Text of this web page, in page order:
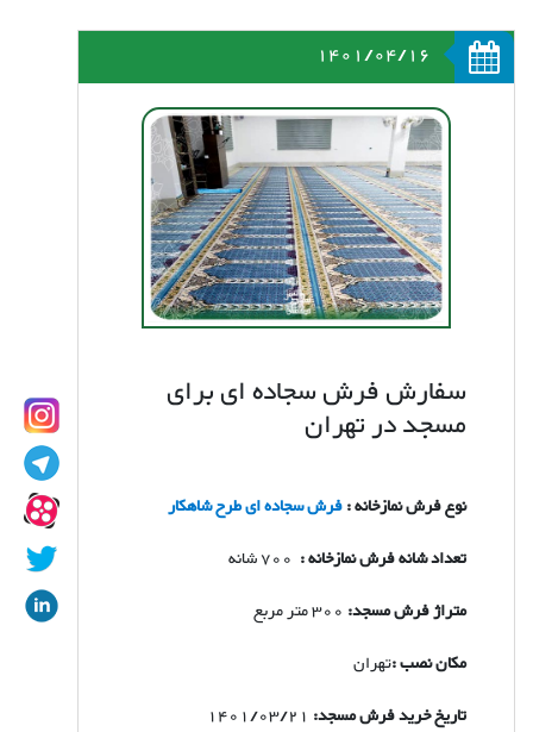
1401/04/16
سفارش فرش سجاده ای برای
مسجد در تهران
نوع فرش نمازخانه :فرش سجاده ای طرح شاهکار
تعداد شانه فرش نمازخانه :
متراژ فرش مسجد:
مکان نصب :تهران
تاریخ خرید فرش مسجد: